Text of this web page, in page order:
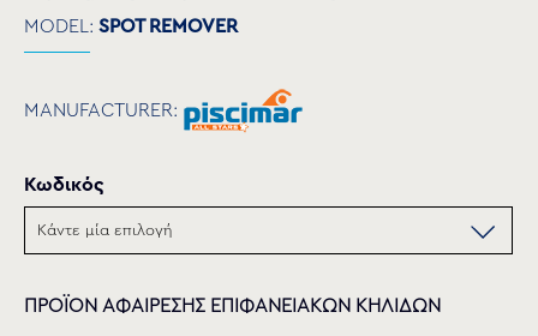
MODEL: SPOT REMOVER
MANUFACTURER:
Κωδικός
ΠΡΟΪΟΝ ΑΦΑΙΡΕΣΗΣ ΕΠΙΦΑΝΕΙΑΚΩΝ ΚΗΛΙΔΩΝ